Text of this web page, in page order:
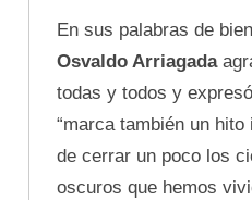
En sus palabras de
Osvaldo Arriagada
todas y todos y
“marca también un
de cerrar un poco los
oscuros que hemos